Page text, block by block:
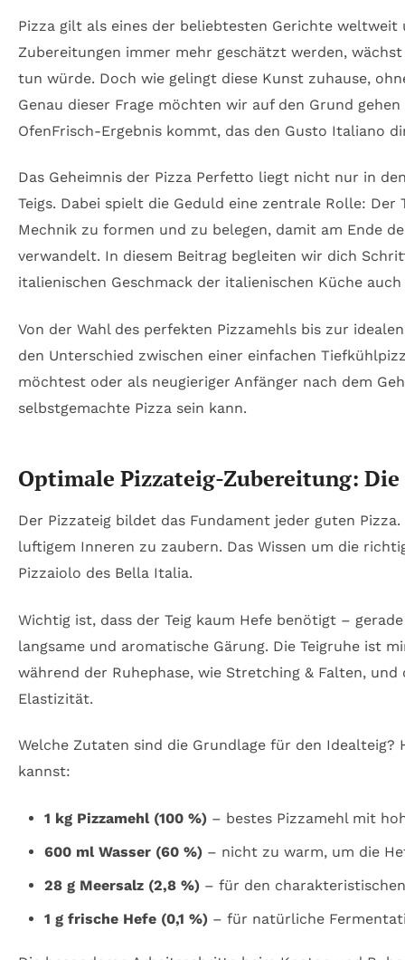
Pizza gilt als eines der beliebtesten Gerichte
Zubereitungen immer mehr geschätzt werden,
tun würde. Doch wie gelingt diese Kunst zuhause,
Genau dieser Frage möchten wir auf den Grund
OfenFrisch-Ergebnis kommt, das den Gusto Italiano
Das Geheimnis der Pizza Perfetto liegt nicht nur in
Teigs. Dabei spielt die Geduld eine zentrale Rolle:
Mechnik zu formen und zu belegen, damit am Ende
verwandelt. In diesem Beitrag begleiten wir dich
italienischen Geschmack der italienischen Küche
Von der Wahl des perfekten Pizzamehls bis zur
den Unterschied zwischen einer einfachen
möchtest oder als neugieriger Anfänger nach dem
selbstgemachte Pizza sein kann.
Optimale Pizzateig-Zubereitung:
Der Pizzateig bildet das Fundament jeder guten
luftigem Inneren zu zaubern. Das Wissen um die
Pizzaiolo des Bella Italia.
Wichtig ist, dass der Teig kaum Hefe benötigt –
langsame und aromatische Gärung. Die Teigruhe ist
während der Ruhephase, wie Stretching & Falten,
Elastizität.
Welche Zutaten sind die Grundlage für den
kannst:
1 kg Pizzamehl (100 %)– bestes Pizzamehl mit
600 ml Wasser (60 %)– nicht zu warm, um die
28 g Meersalz (2,8 %)– für den
1 g frische Hefe (0,1 %)– für natürliche